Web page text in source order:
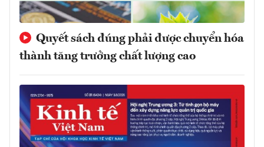
Quyết sách đúng phải được chuyển hóa
thành tăng trưởng chất lượng cao